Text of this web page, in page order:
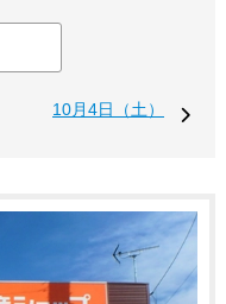
10月4日（土）